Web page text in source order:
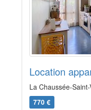
Location
La Chaussée-
770 €